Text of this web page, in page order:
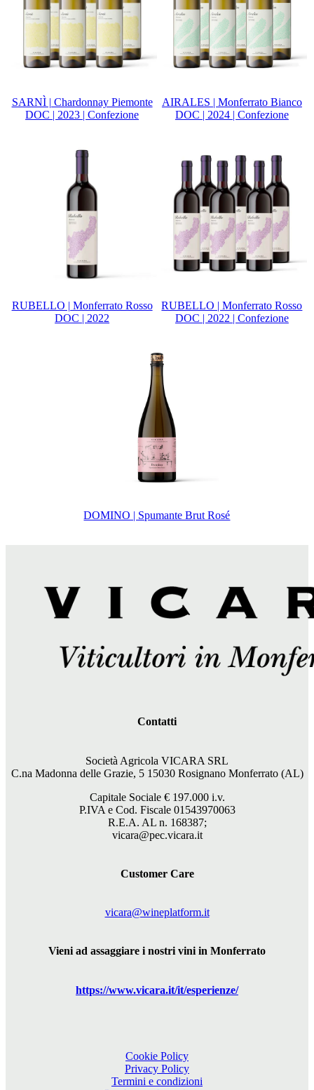
SARNÌ | Chardonnay Piemonte
DOC | 2023 | Confezione
AIRALES | Monferrato Bianco
DOC | 2024 | Confezione
RUBELLO | Monferrato Rosso
DOC | 2022
RUBELLO | Monferrato Rosso
DOC | 2022 | Confezione
DOMINO | Spumante Brut Rosé
Contatti
Società Agricola VICARA SRL
C.na Madonna delle Grazie, 5 15030 Rosignano Monferrato (AL)
Capitale Sociale € 197.000i.v.
P.IVA e Cod. Fiscale 01543970063
R.E.A. AL n. 168387;
vicara@pec.vicara.it
Customer Care
vicara@wineplatform.it
Vieni ad assaggiare i nostri vini in Monferrato
https://www.vicara.it/it/esperienze/
Cookie Policy
Privacy Policy
Termini e condizioni